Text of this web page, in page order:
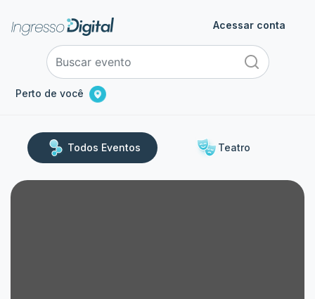
Perto de você
Acessar conta
Todos Eventos Teatro